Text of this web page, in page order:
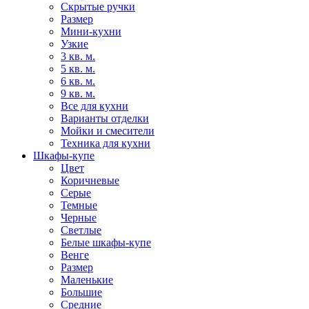
Скрытые ручки
Размер
Мини-кухни
Узкие
3 кв. м.
5 кв. м.
6 кв. м.
9 кв. м.
Все для кухни
Варианты отделки
Мойки и смесители
Техника для кухни
Шкафы-купе
Цвет
Коричневые
Серые
Темные
Черные
Светлые
Белые шкафы-купе
Венге
Размер
Маленькие
Большие
Средние